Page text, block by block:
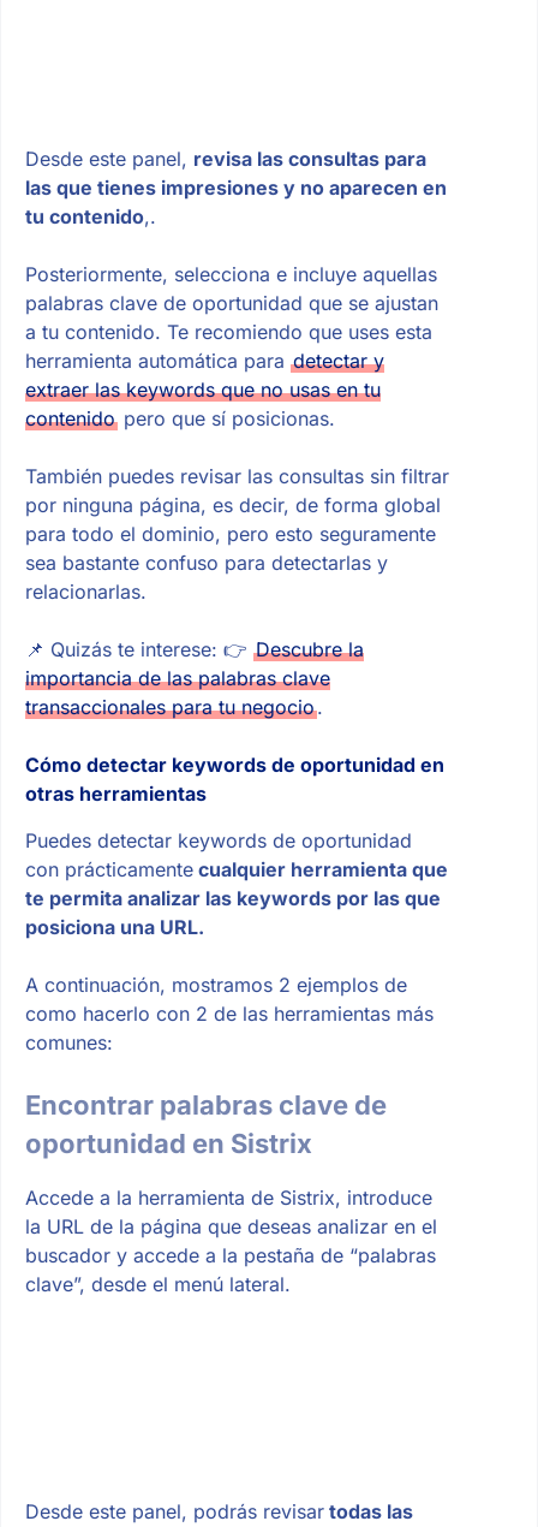
Desde este panel, revisa las consultas para
las que tienes impresiones y no aparecen en
tu contenido,.
Posteriormente, selecciona e incluye aquellas
palabras clave de oportunidad que se ajustan
a tu contenido. Te recomiendo que uses esta
herramienta automática para detectar y
extraer las keywords que no usas en tu
contenidopero que sí posicionas.
También puedes revisar las consultas sin filtrar
por ninguna página, es decir, de forma global
para todo el dominio, pero esto seguramente
sea bastante confuso para detectarlas y
relacionarlas.
📌 Quizás te interese: 👉 Descubre la
importancia de las palabras clave
transaccionales para tu negocio.
Cómo detectar keywords de oportunidad en
otras herramientas
Puedes detectar keywords de oportunidad
con prácticamentecualquier herramienta que
te permita analizar las keywords por las que
posiciona una URL.
A continuación, mostramos 2 ejemplos de
como hacerlo con 2 de las herramientas más
comunes:
Encontrar palabras clave de
oportunidad en Sistrix
Accede a la herramienta de Sistrix, introduce
la URL de la página que deseas analizar en el
buscador y accede a la pestaña de “palabras
clave”, desde el menú lateral.
Desde este panel, podrás revisartodas las